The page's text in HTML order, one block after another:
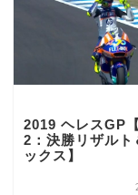
2019 ヘレスGP
2：決勝リザルト
ックス】